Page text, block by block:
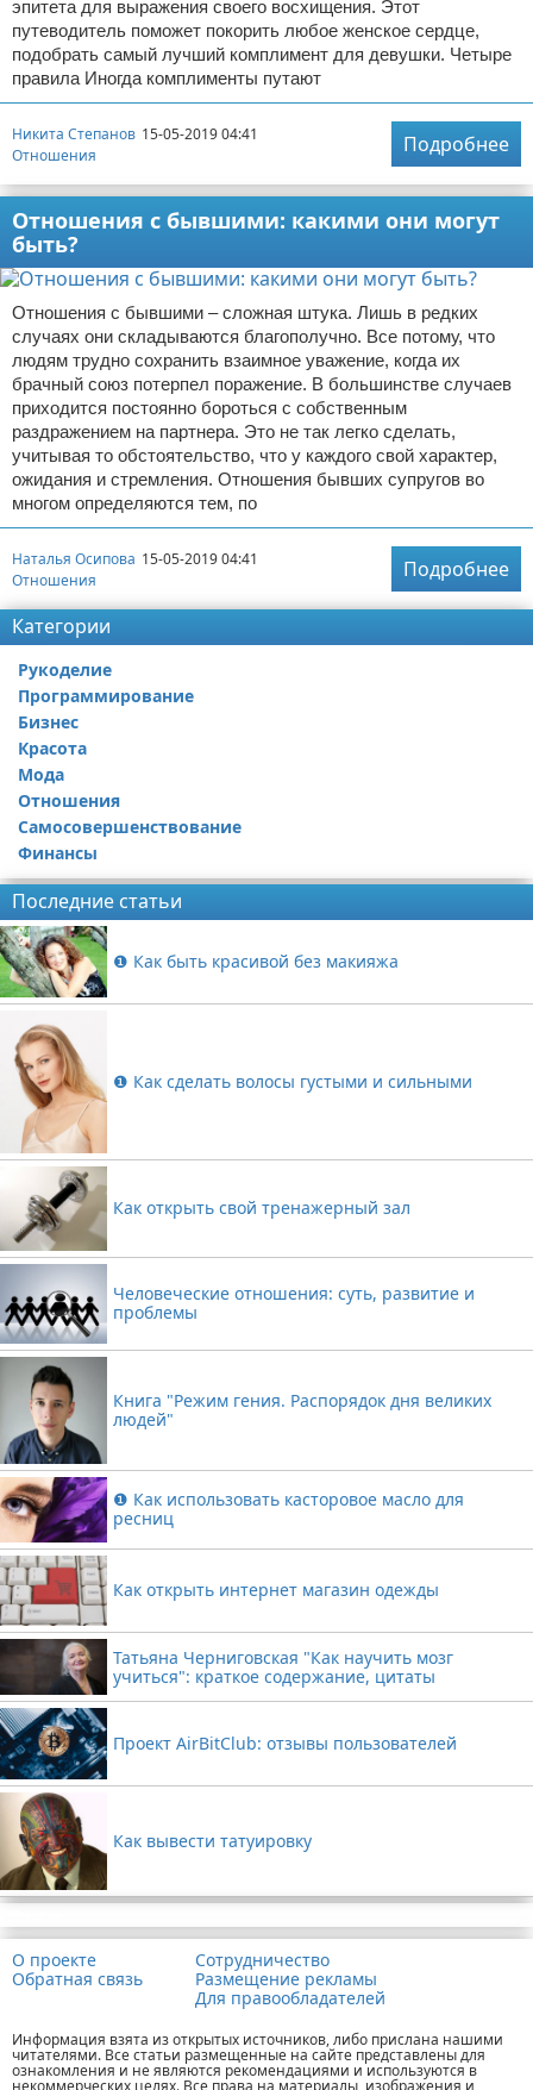
эпитета для выражения своего восхищения. Этот
путеводитель поможет покорить любое женское сердце,
подобрать самый лучший комплимент для девушки. Четыре
правила Иногда комплименты путают
Никита Степанов 15-05-2019 04:41
Отношения
Подробнее
Отношения с бывшими: какими они могут
быть?
Отношения с бывшими – сложная штука. Лишь в редких
случаях они складываются благополучно. Все потому, что
людям трудно сохранить взаимное уважение, когда их
брачный союз потерпел поражение. В большинстве случаев
приходится постоянно бороться с собственным
раздражением на партнера. Это не так легко сделать,
учитывая то обстоятельство, что у каждого свой характер,
ожидания и стремления. Отношения бывших супругов во
многом определяются тем, по
Наталья Осипова 15-05-2019 04:41
Отношения
Подробнее
Категории
Рукоделие
Программирование
Бизнес
Красота
Мода
Отношения
Самосовершенствование
Финансы
Последние статьи
❶ Как быть красивой без макияжа
❶ Как сделать волосы густыми и сильными
Как открыть свой тренажерный зал
Человеческие отношения: суть, развитие и
проблемы
Книга "Режим гения. Распорядок дня великих
людей"
❶ Как использовать касторовое масло для
ресниц
Как открыть интернет магазин одежды
Татьяна Черниговская "Как научить мозг
учиться": краткое содержание, цитаты
Проект AirBitClub: отзывы пользователей
Как вывести татуировку
О проекте
Обратная связь
Сотрудничество
Размещение рекламы
Для правообладателей
Информация взята из открытых источников, либо прислана нашими
читателями. Все статьи размещенные на сайте представлены для
ознакомления и не являются рекомендациями и используются в